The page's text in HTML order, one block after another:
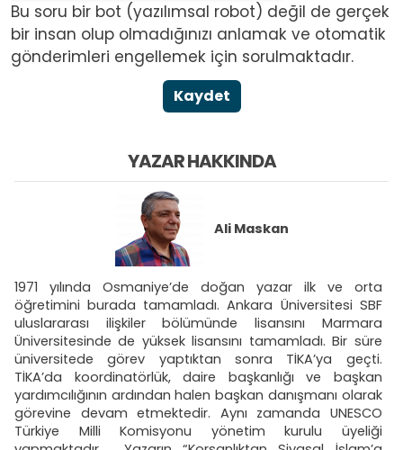
Bu soru bir bot (yazılımsal robot) değil de gerçek
bir insan olup olmadığınızı anlamak ve otomatik
gönderimleri engellemek için sorulmaktadır.
Kaydet
YAZAR HAKKINDA
Ali Maskan
1971 yılında Osmaniye’de doğan yazar ilk ve orta
öğretimini burada tamamladı. Ankara Üniversitesi SBF
uluslararası ilişkiler bölümünde lisansını Marmara
Üniversitesinde de yüksek lisansını tamamladı. Bir süre
üniversitede görev yaptıktan sonra TİKA’ya geçti.
TİKA’da koordinatörlük, daire başkanlığı ve başkan
yardımcılığının ardından halen başkan danışmanı olarak
görevine devam etmektedir. Aynı zamanda UNESCO
Türkiye Milli Komisyonu yönetim kurulu üyeliği